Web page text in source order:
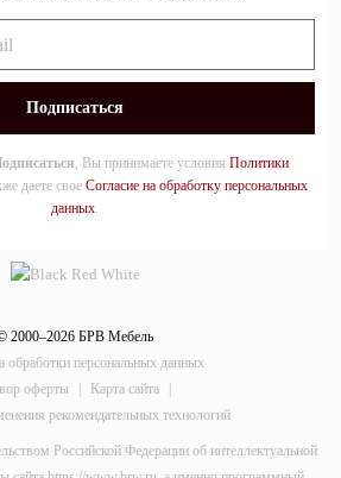
, Вы принимаете условия Политики
даете свое Согласие на обработку персональных
данных.
2000–2026 БРВ Мебель
обработки персональных данных
оферты
| Карта сайта
|
рекомендательных технологий
Российской Федерации об интеллектуальной